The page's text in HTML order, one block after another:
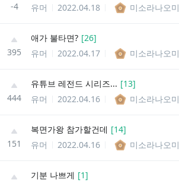
-4
유머
2022.04.18 미소라나오미
395
애가 불타면? [26]
유머
2022.04.17 미소라나오미
444
유튜브 레전드 시리즈... [13]
유머
2022.04.16 미소라나오미
151
복면가왕 참가할건데 [14]
유머
2022.04.16 미소라나오미
기분 나쁘게 [1]